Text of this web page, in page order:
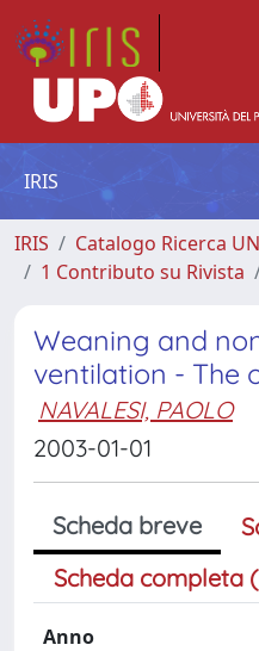
IRIS
IRIS
Catalogo Ricerca
1 Contributo su Rivista
Weaning and
ventilation - The
NAVALESI, PAOLO
2003-01-01
Scheda breve
Scheda completa
Anno